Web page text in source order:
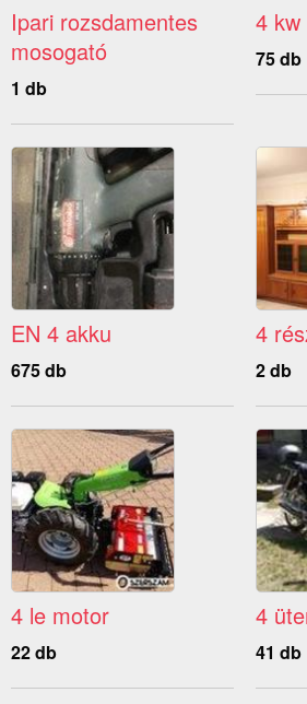
Ipari rozsdamentes
mosogató
1 db
4
75 db
EN 4 akku
675 db
4
2 db
4 le motor
22 db
4
41 db